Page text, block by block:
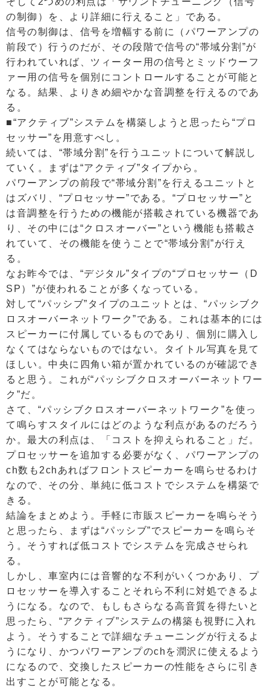
の制御）を、より詳細に行えること」である。
信号の制御は、信号を増幅する前に（パワーアンプの
前段で）行うのだが、その段階で信号の“帯域分割”が
行われていれば、ツィーター用の信号とミッドウーフ
ァー用の信号を個別にコントロールすることが可能と
なる。結果、よりきめ細やかな音調整を行えるのであ
る。
■“アクティブ”システムを構築しようと思ったら“プロ
セッサー”を用意すべし。
続いては、“帯域分割”を行うユニットについて解説し
ていく。まずは“アクティブ”タイプから。
パワーアンプの前段で“帯域分割”を行えるユニットと
はズバリ、“プロセッサー”である。“プロセッサー”と
は音調整を行うための機能が搭載されている機器であ
り、その中には“クロスオーバー”という機能も搭載さ
れていて、その機能を使うことで“帯域分割”が行え
る。
なお昨今では、“デジタル”タイプの“プロセッサー（D
SP）”が使われることが多くなっている。
対して“パッシブ”タイプのユニットとは、“パッシブク
ロスオーバーネットワーク”である。これは基本的には
スピーカーに付属しているものであり、個別に購入し
なくてはならないものではない。タイトル写真を見て
ほしい。中央に四角い箱が置かれているのが確認でき
ると思う。これが“パッシブクロスオーバーネットワー
ク”だ。
さて、“パッシブクロスオーバーネットワーク”を使っ
て鳴らすスタイルにはどのような利点があるのだろう
か。最大の利点は、「コストを抑えられること」だ。
プロセッサーを追加する必要がなく、パワーアンプの
ch数も2chあればフロントスピーカーを鳴らせるわけ
なので、その分、単純に低コストでシステムを構築で
きる。
結論をまとめよう。手軽に市販スピーカーを鳴らそう
と思ったら、まずは“パッシブ”でスピーカーを鳴らそ
う。そうすれば低コストでシステムを完成させられ
る。
しかし、車室内には音響的な不利がいくつかあり、プ
ロセッサーを導入することそれら不利に対処できるよ
うになる。なので、もしもさらなる高音質を得たいと
思ったら、“アクティブ”システムの構築も視野に入れ
よう。そうすることで詳細なチューニングが行えるよ
うになり、かつパワーアンプのchを潤沢に使えるよう
になるので、交換したスピーカーの性能をさらに引き
出すことが可能となる。